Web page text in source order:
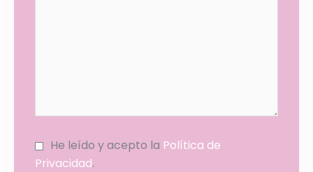
He leído y acepto la Política de
Privacidad.